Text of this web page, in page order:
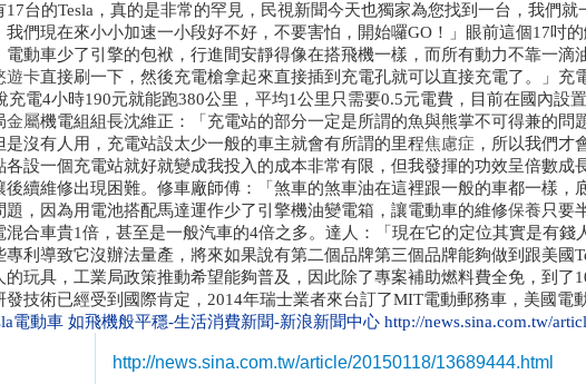
17台的Tesla，真的是非常的罕見，民視新聞今天也獨家為您找到一台，我們
我們現在來小小加速一小段好不好，不要害怕，開始囉GO！」眼前這個17吋
電動車少了引擎的包袱，行進間安靜得像在搭飛機一樣，而所有動力不靠一
遊卡直接刷一下，然後充電槍拿起來直接插到充電孔就可以直接充電了。」
充電4小時190元就能跑380公里，平均1公里只需要0.5元電費，目前在國內
金屬機電組組長沈維正：「充電站的部分一定是所謂的魚與熊掌不可得兼的
是沒有人用，充電站設太少一般的車主就會有所謂的里程焦慮症 ，所以我們才
各設一個充電站就好就變成我投入的成本非常有限，但我發揮的功效呈倍數
後續維修出現困難。修車廠師傅：「煞車的煞車油在這裡跟一般的車都一樣
題，因為用電池搭配馬達運作少了引擎機油變電箱，讓電動車的維修保養只要
混合車貴1倍，甚至是一般汽車的4倍之多。達人：「現在它的定位其實是有
專利導致它沒辦法量產，將來如果說有第二個品牌第三個品牌能夠做到跟美國
的玩具，工業局政策推動希望能夠普及，因此除了專案補助燃料費全免，到
發技術已經受到國際肯定，2014年瑞士業者來台訂了MIT電動郵務車，美國電
電動車 如飛機般平穩-生活消費新聞-新浪新聞中心 http://news.sina.com.tw/
http://news.sina.com.tw/article/20150118/13689444.html